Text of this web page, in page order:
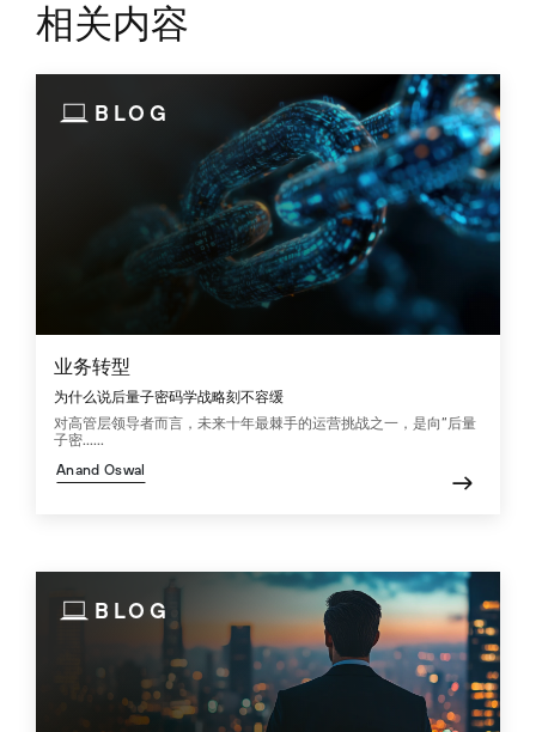
相关内容
BLOG
业务转型
为什么说后量子密码学战略刻不容缓
对高管层领导者而言，未来十年最棘手的运营挑战之一，是向“后量
子密......
Anand Oswal
BLOG